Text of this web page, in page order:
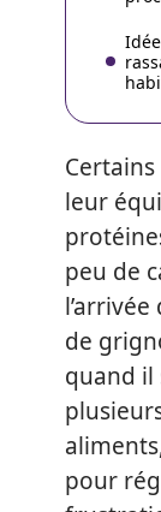
leur
peu de
de
quand il
pour